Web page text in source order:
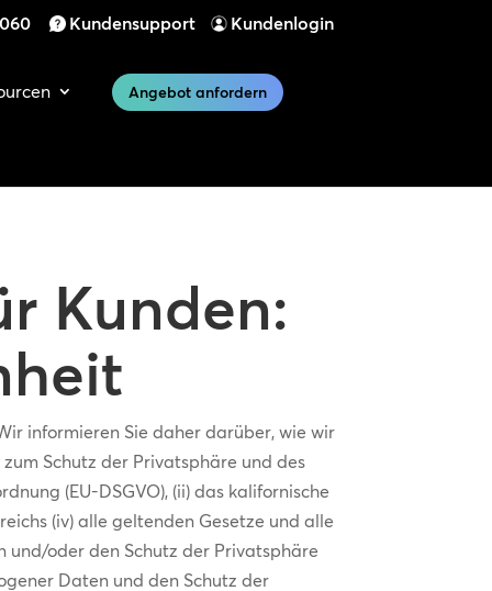
Kundensupport Kundenlogin
Angebot anfordern
Kunden:
informieren Sie daher darüber, wie wir
Schutz der Privatsphäre und des
(EU-DSGVO), (ii) das kalifornische
(iv) alle geltenden Gesetze und alle
oder den Schutz der Privatsphäre
Daten und den Schutz der